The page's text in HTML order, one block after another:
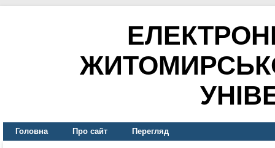
Головна Про сайт Перегляд